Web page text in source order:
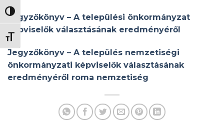
NAGY KONTRASZT VÁLTÁSA
BETŰMÉRET VÁLTÁSA
Jegyzőkönyv – A települési önkormányzat
képviselők választásának eredményéről
Jegyzőkönyv – A település nemzetiségi
önkormányzati képviselők választásának
eredményéről roma nemzetiség